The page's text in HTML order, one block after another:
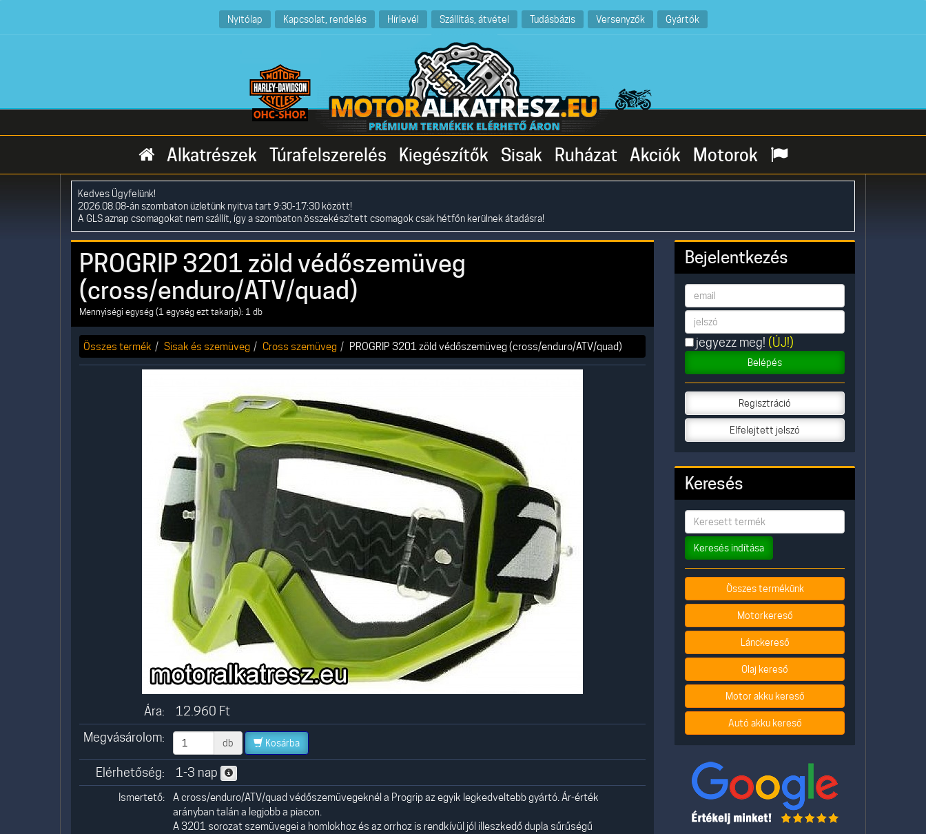
Nyitólap Kapcsolat, rendelés Hírlevél Szállítás, átvétel Tudásbázis Versenyzők Gyártók
Alkatrészek Túrafelszerelés Kiegészítők Sisak Ruházat Akciók Motorok
Kedves Ügyfelünk!
2026.08.08-án szombaton üzletünk nyitva tart 9:30-17:30 között!
A GLS aznap csomagokat nem szállít, így a szombaton összekészített csomagok csak hétfőn kerülnek átadásra!
PROGRIP 3201 zöld védőszemüveg
(cross/enduro/ATV/quad)
Mennyiségi egység (1 egység ezt takarja): 1 db
Összes termék Sisak és szemüveg Cross szemüveg PROGRIP 3201 zöld védőszemüveg (cross/enduro/ATV/quad)
Ára: 12.960 Ft
Megvásárolom:
db Kosárba
Elérhetőség: 1-3 nap
Ismertető:
A cross/enduro/ATV/quad védőszemüvegeknél a Progrip az egyik legkedveltebb gyártó. Ár-érték
arányban talán a legjobb a piacon.
A 3201 sorozat szemüvegei a homlokhoz és az orrhoz is rendkívül jól illeszkedő dupla sűrűségű
Bejelentkezés
jegyezz meg! (ÚJ!)
Belépés
Regisztráció
Elfelejtett jelszó
Keresés
Keresés indítása
Összes termékünk
Motorkereső
Lánckereső
Olaj kereső
Motor akku kereső
Autó akku kereső